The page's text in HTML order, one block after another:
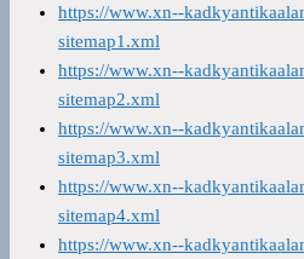
https://www.xn--
sitemap1.xml
https://www.xn--
sitemap2.xml
https://www.xn--
sitemap3.xml
https://www.xn--
sitemap4.xml
https://www.xn--